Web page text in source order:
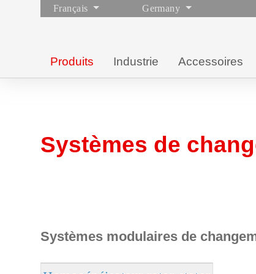
Français Germany
Produits Industrie Accessoires
Systèmes de
Systèmes modulaires de